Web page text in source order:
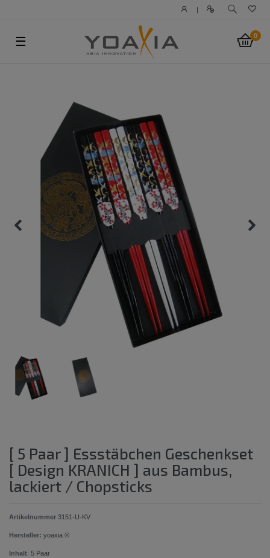
|
0
☰
[ 5 Paar ] Essstäbchen Geschenkset
[ Design KRANICH ] aus Bambus,
lackiert / Chopsticks
Artikelnummer 3151-U-KV
Hersteller: yoaxia ®
Inhalt: 5 Paar